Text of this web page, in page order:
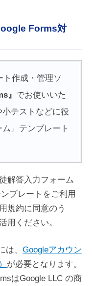
Forms対
ト作成・管理ソ
』 でお使いいた
テストなどに役
』テンプレート
解答入力フォーム
プレートをご利用
規約に同意のう
用ください。
、 Googleアカウン
が必要となります。
はGoogle LLC の商